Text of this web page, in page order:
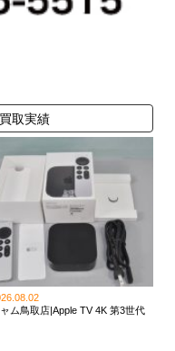
取実績
ム鳥取店|Apple TV 4K 第3世代